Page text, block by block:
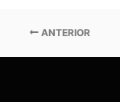
ANTERIOR